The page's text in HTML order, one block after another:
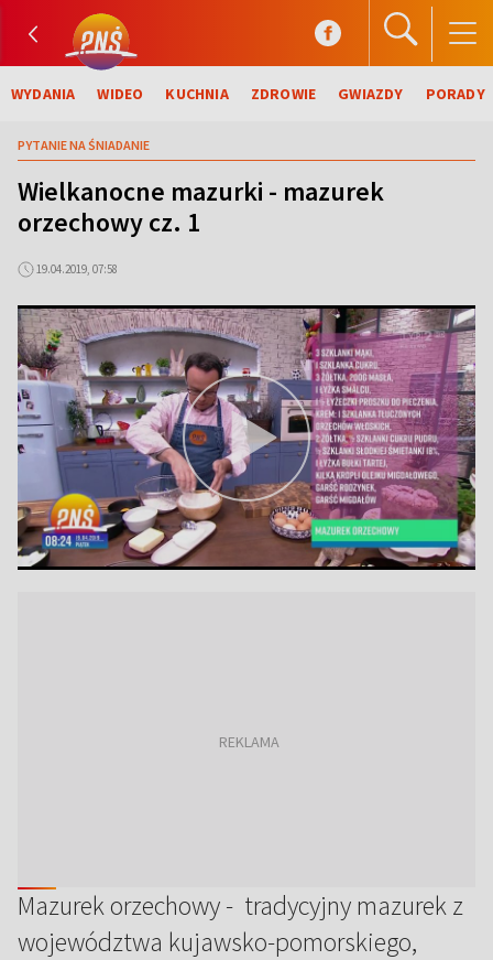
WYDANIA WIDEO KUCHNIA ZDROWIE GWIAZDY PORADY
PYTANIE NA ŚNIADANIE
Wielkanocne mazurki - mazurek
orzechowy cz. 1
19.04.2019, 07:58
Mazurek orzechowy - tradycyjny mazurek z
województwa kujawsko-pomorskiego,